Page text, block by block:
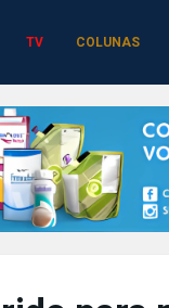
TV COLUNAS